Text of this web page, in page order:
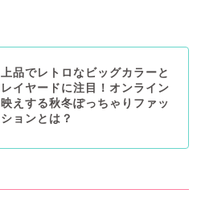
上品でレトロなビッグカラーと
レイヤードに注目！オンライン
映えする秋冬ぽっちゃりファッ
ションとは？